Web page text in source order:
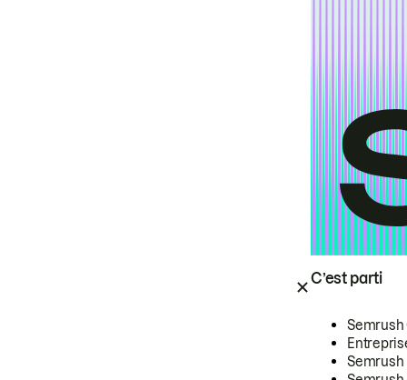
C’est parti
Semrush
Semrush